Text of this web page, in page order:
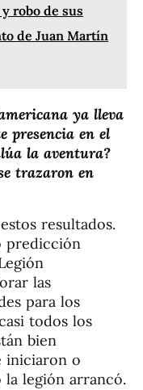
robo de sus
de Juan Martín
ya lleva
presencia en el
la aventura?
trazaron en
resultados.
predicción
las
para los
todos los
bien
iniciaron o
la legión arrancó.